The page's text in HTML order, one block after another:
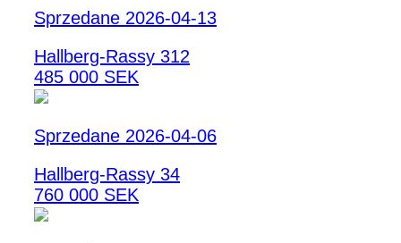
Sprzedane 2026-04-13
Hallberg-Rassy 312
485 000 SEK
Sprzedane 2026-04-06
Hallberg-Rassy 34
760 000 SEK